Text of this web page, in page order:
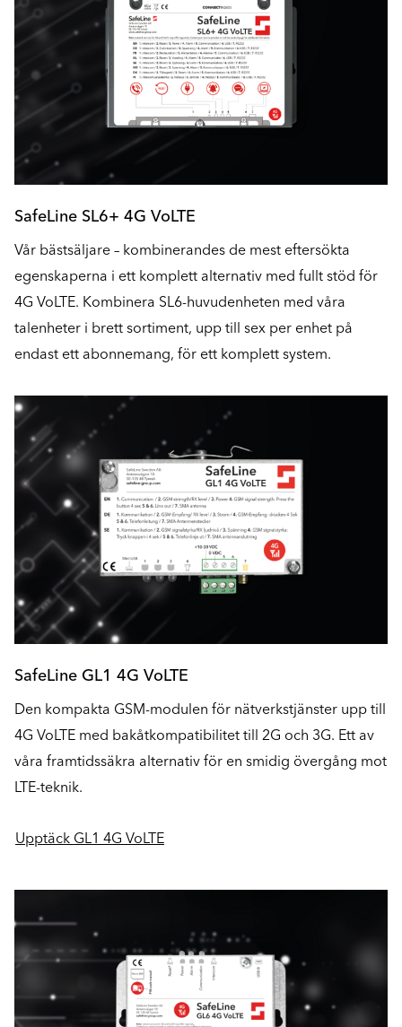
SafeLine SL6+ 4G VoLTE
Vår bästsäljare – kombinerandes de mest eftersökta
egenskaperna i ett komplett alternativ med fullt stöd för
4G VoLTE. Kombinera SL6-huvudenheten med våra
talenheter i brett sortiment, upp till sex per enhet på
endast ett abonnemang, för ett komplett system.
SafeLine GL1 4G VoLTE
Den kompakta GSM-modulen för nätverkstjänster upp till
4G VoLTE med bakåtkompatibilitet till 2G och 3G. Ett av
våra framtidssäkra alternativ för en smidig övergång mot
LTE-teknik.
Upptäck GL1 4G VoLTE